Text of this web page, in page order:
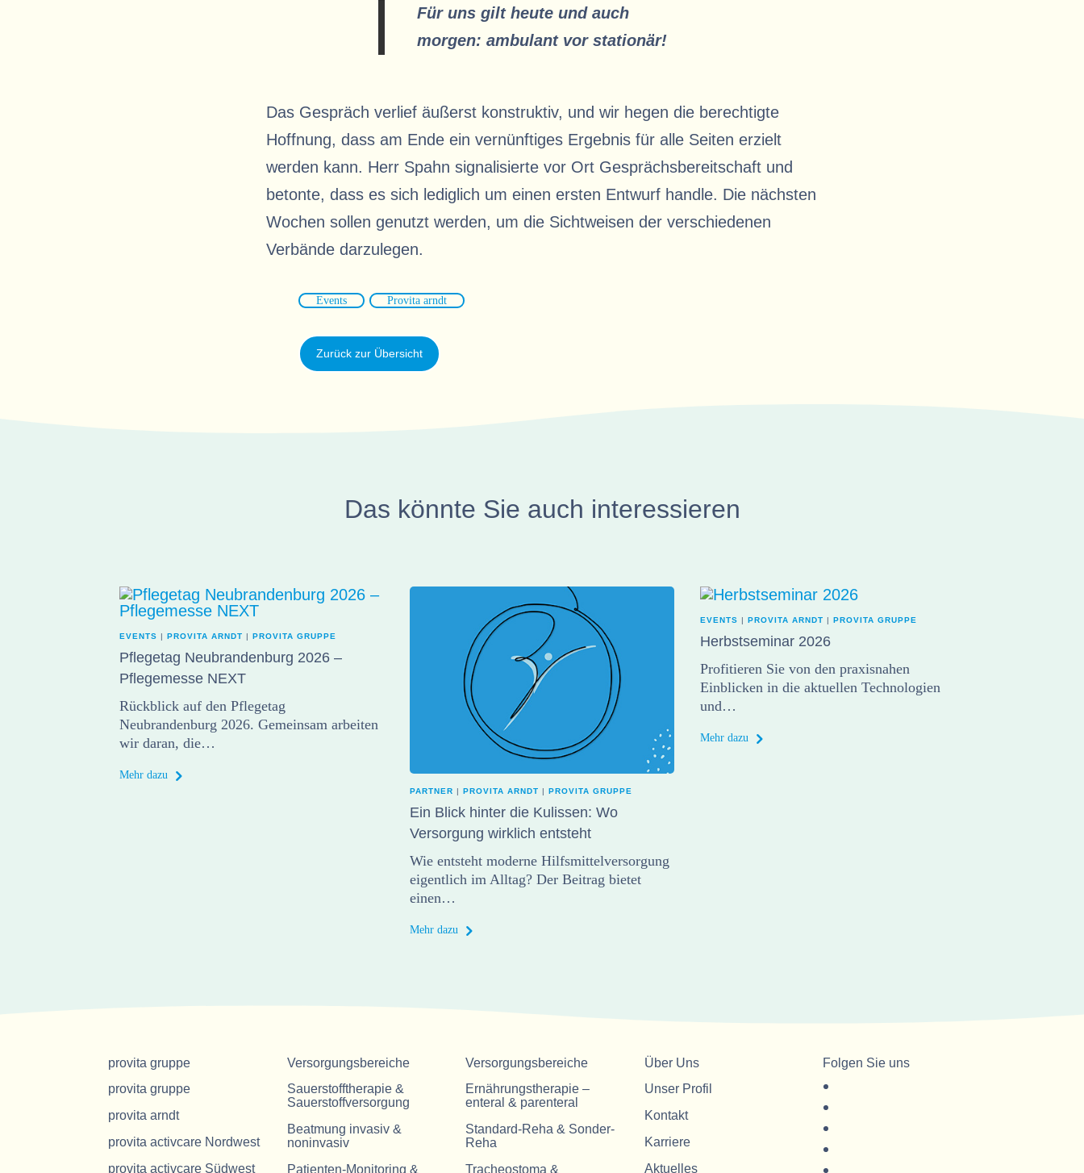
Für uns gilt heute und auch
morgen: ambulant vor stationär!
Das Gespräch verlief äußerst konstruktiv, und wir hegen die berechtigte
Hoffnung, dass am Ende ein vernünftiges Ergebnis für alle Seiten erzielt
werden kann. Herr Spahn signalisierte vor Ort Gesprächsbereitschaft und
betonte, dass es sich lediglich um einen ersten Entwurf handle. Die nächsten
Wochen sollen genutzt werden, um die Sichtweisen der verschiedenen
Verbände darzulegen.
Events Provita arndt
Zurück zur Übersicht
Das könnte Sie auch interessieren
EVENTS |PROVITA ARNDT |PROVITA GRUPPE
Pflegetag Neubrandenburg 2026 –
Pflegemesse NEXT
Rückblick auf den Pflegetag
Neubrandenburg 2026. Gemeinsam arbeiten
wir daran, die…
Mehr dazu
PARTNER PROVITA ARNDT PROVITA GRUPPE
Ein Blick hinter die Kulissen: Wo
Versorgung wirklich entsteht
Wie entsteht moderne Hilfsmittelversorgung
eigentlich im Alltag? Der Beitrag bietet
einen…
Mehr dazu
EVENTS |PROVITA ARNDT |PROVITA GRUPPE
Herbstseminar 2026
Profitieren Sie von den praxisnahen
Einblicken in die aktuellen Technologien
und…
Mehr dazu
provita gruppe
provita gruppe
provita arndt
provita activcare Nordwest
provita activcare Südwest
Versorgungsbereiche
Sauerstofftherapie &
Sauerstoffversorgung
Beatmung invasiv &
noninvasiv
Patienten-Monitoring &
Versorgungsbereiche
Ernährungstherapie –
enteral & parenteral
Standard-Reha & Sonder-
Reha
Tracheostoma &
Über Uns
Unser Profil
Kontakt
Karriere
Aktuelles
Folgen Sie uns